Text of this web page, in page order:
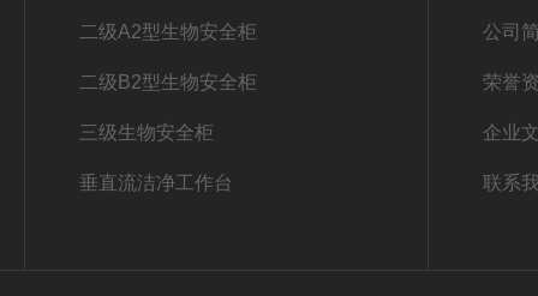
二级A2型生物安全柜
二级B2型生物安全柜
三级生物安全柜
垂直流洁净工作台
公司
荣誉
企业
联系